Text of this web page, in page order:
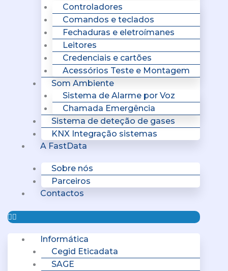
Controladores
Comandos e teclados
Fechaduras e eletroímanes
Leitores
Credenciais e cartões
Acessórios Teste e Montagem
Som Ambiente
Sistema de Alarme por Voz
Chamada Emergência
Sistema de deteção de gases
KNX Integração sistemas
A FastData
Sobre nós
Parceiros
Contactos
Informática
Cegid Eticadata
SAGE